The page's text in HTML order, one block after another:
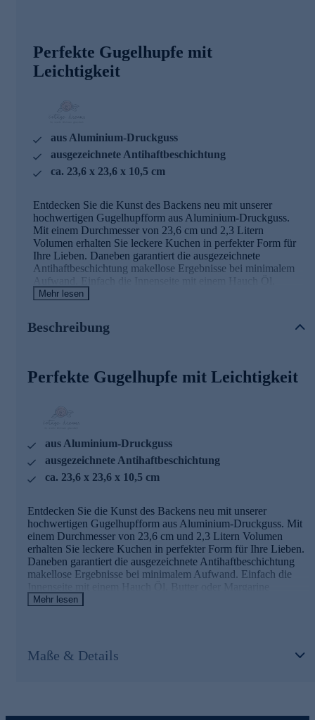
Perfekte Gugelhupfe mit
Leichtigkeit
aus Aluminium-Druckguss
ausgezeichnete Antihaftbeschichtung
ca. 23,6 x 23,6 x 10,5 cm
Entdecken Sie die Kunst des Backens neu mit unserer
hochwertigen Gugelhupfform aus Aluminium-Druckguss.
Mit einem Durchmesser von 23,6 cm und 2,3 Litern
Volumen erhalten Sie leckere Kuchen in perfekter Form für
Ihre Lieben. Daneben garantiert die ausgezeichnete
Antihaftbeschichtung makellose Ergebnisse bei minimalem
Aufwand. Einfach die Innenseite mit einem Hauch Öl,
Butter oder Margarine einfetten – und Ihre Gugelhupfe
saftige, perfekt geformte Kuchen für jeden Anlass. Holen Sie
Gleich heute noch online bestellen und in wenigen Tagen
Mehr lesen
Beschreibung
Perfekte Gugelhupfe mit Leichtigkeit
aus Aluminium-Druckguss
ausgezeichnete Antihaftbeschichtung
ca. 23,6 x 23,6 x 10,5 cm
Entdecken Sie die Kunst des Backens neu mit unserer
hochwertigen Gugelhupfform aus Aluminium-Druckguss. Mit
einem Durchmesser von 23,6 cm und 2,3 Litern Volumen
erhalten Sie leckere Kuchen in perfekter Form für Ihre Lieben.
Daneben garantiert die ausgezeichnete Antihaftbeschichtung
makellose Ergebnisse bei minimalem Aufwand. Einfach die
Innenseite mit einem Hauch Öl, Butter oder Margarine
einfetten – und Ihre Gugelhupfe gleiten mühelos heraus. Die
Ihre Backleidenschaft auf ein neues Level hebt.
Mehr lesen
Maße & Details